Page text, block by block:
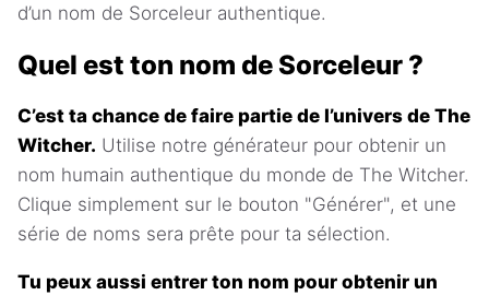
d’un nom de Sorceleur authentique.
Quel est ton nom de Sorceleur ?
C’est ta chance de faire partie de l’univers de The
Witcher. Utilise notre générateur pour obtenir un
nom humain authentique du monde de The Witcher.
Clique simplement sur le bouton "Générer", et une
série de noms sera prête pour ta sélection.
Tu peux aussi entrer ton nom pour obtenir un